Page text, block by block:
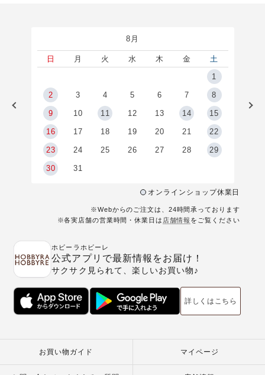
8月
日 月 火 水 木 金
土
1
2 3 4 5 6 7 8
9 10 11 12 13 14 15
16 17 18 19 20 21 22
23 24 25 26 27 28 29
30 31
オンラインショップ休業日
※Webからのご注文は、24時間承っております
※各実店舗の営業時間・休業日は 店舗情報 をご覧ください
ホビーラホビーレ
公式アプリで最新情報をお届け！
サクサク見られて、楽しいお買い物♪
詳しくはこちら
お買い物ガイド マイページ